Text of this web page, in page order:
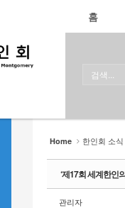
홈
Home 한인회 소식
‘제17회 세계한인
관리자
5
5